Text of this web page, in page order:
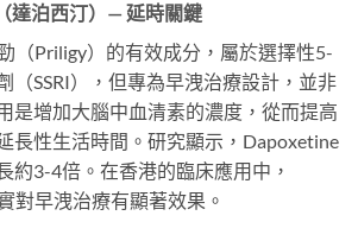
達泊西汀）— 延時關鍵
（Priligy）的有效成分，屬於選擇性5-
（SSRI），但專為早洩治療設計，並非
是增加大腦中血清素的濃度，從而提高
長性生活時間。研究顯示，Dapoxetine
約3-4倍。在香港的臨床應用中，
對早洩治療有顯著效果。